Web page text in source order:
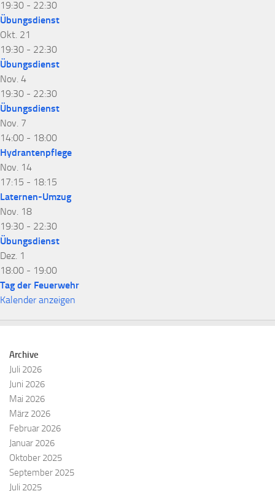
19:30 - 22:30
Übungsdienst
Okt. 21
19:30 - 22:30
Übungsdienst
Nov. 4
19:30 - 22:30
Übungsdienst
Nov. 7
14:00 - 18:00
Hydrantenpflege
Nov. 14
17:15 - 18:15
Laternen-Umzug
Nov. 18
19:30 - 22:30
Übungsdienst
Dez. 1
18:00 - 19:00
Tag der Feuerwehr
Kalender anzeigen
Archive
Juli 2026
Juni 2026
Mai 2026
März 2026
Februar 2026
Januar 2026
Oktober 2025
September 2025
Juli 2025